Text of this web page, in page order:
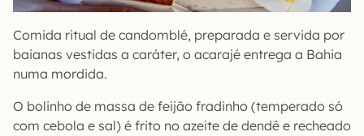
Comida ritual de candomblé, preparada e servida por
baianas vestidas a caráter, o acarajé entrega a Bahia
numa mordida.
O bolinho de massa de feijão fradinho (temperado só
com cebola e sal) é frito no azeite de dendê e recheado